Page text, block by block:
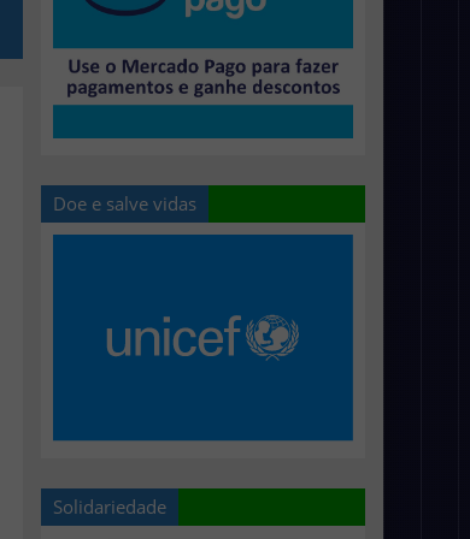
Doe e salve vidas
Solidariedade